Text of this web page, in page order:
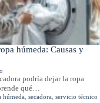
húmeda: Causas y
podría dejar la ropa
qué…
húmeda ,secadora ,servicio técnico